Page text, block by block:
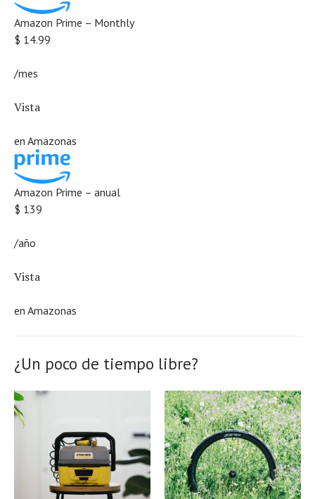
Amazon Prime – Monthly
$ 14.99
/mes
Vista
en Amazonas
Amazon Prime – anual
$ 139
/año
Vista
en Amazonas
¿Un poco de tiempo libre?